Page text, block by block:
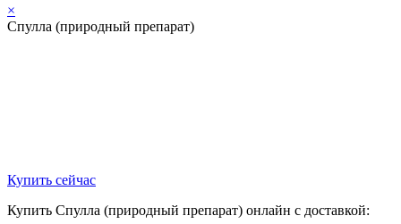
×
Спулла (природный препарат)
Купить сейчас
Купить Спулла (природный препарат) онлайн с доставкой: